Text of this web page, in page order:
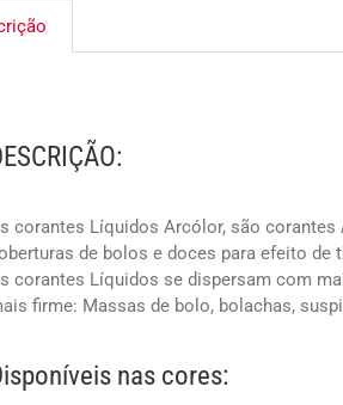
corantes Líquidos Arcólor, são
de bolos e doces para efeito
corantes Líquidos se dispersam com
firme: Massas de bolo, bolachas,
nas cores: